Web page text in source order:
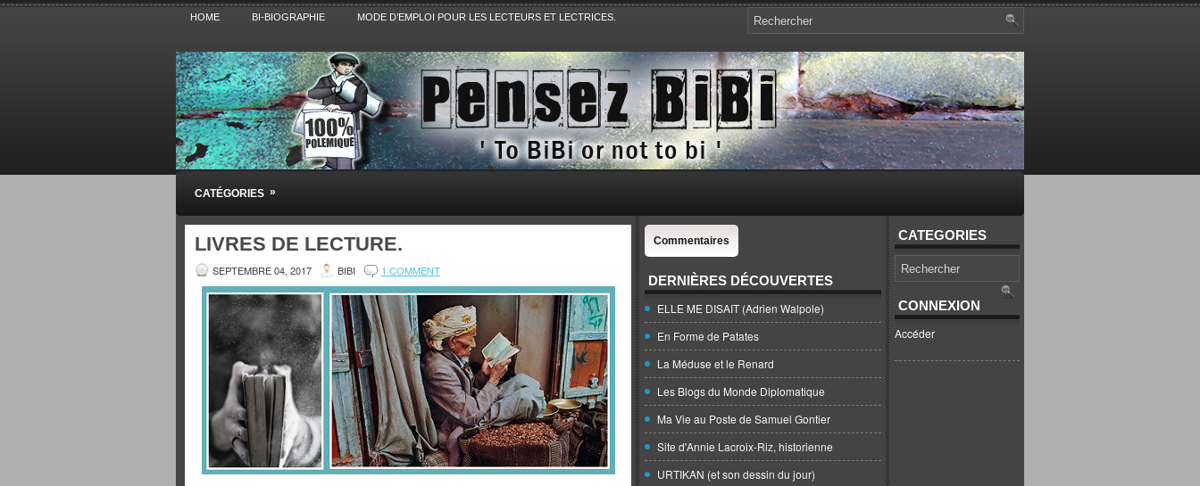
HOME BI-BIOGRAPHIE MODE D’EMPLOI POUR LES LECTEURS ET LECTRICES.
Pensez BiBi
Blog polémique sur l'Actualité, la Culture, la Politique, le Sport,. Avec Revue de presse et de blogs.
CATÉGORIES »
LIVRES DE LECTURE.
SEPTEMBRE 04, 2017 BIBI 1 COMMENT
Commentaires
DERNIÈRES DÉCOUVERTES
ELLE ME DISAIT (Adrien Walpole)
En Forme de Patates
La Méduse et le Renard
Les Blogs du Monde Diplomatique
Ma Vie au Poste de Samuel Gontier
Site d'Annie Lacroix-Riz, historienne
URTIKAN (et son dessin du jour)
CATEGORIES
CONNEXION
Accéder